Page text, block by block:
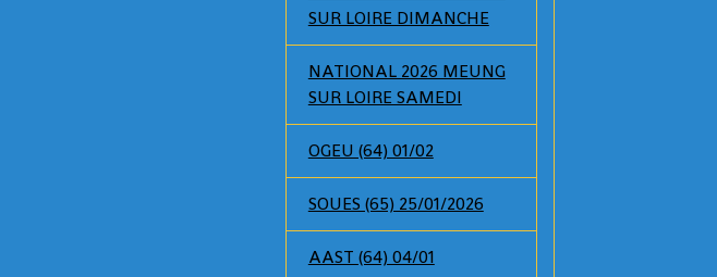
SUR LOIRE DIMANCHE
NATIONAL 2026 MEUNG
SUR LOIRE SAMEDI
OGEU (64) 01/02
SOUES (65) 25/01/2026
AAST (64) 04/01